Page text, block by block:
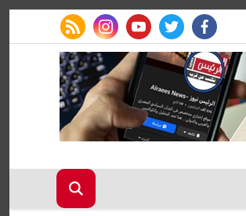
facebook
twitter
youtube
instagram
rss feed